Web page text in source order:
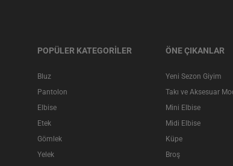
POPÜLER KATEGORİLER
Bluz
Pantolon
Elbise
Etek
Gömlek
Yelek
ÖNE ÇIKANLAR
Yeni Sezon Giyim
Takı ve Aksesuar
Mini Elbise
Midi Elbise
Küpe
Broş